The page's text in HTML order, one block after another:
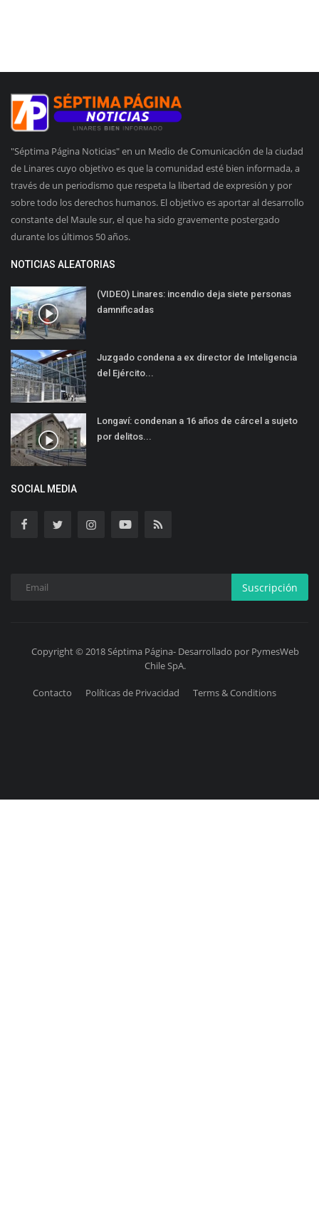
"Séptima Página Noticias" en un Medio de Comunicación de la ciudad
de Linares cuyo objetivo es que la comunidad esté bien informada, a
través de un periodismo que respeta la libertad de expresión y por
sobre todo los derechos humanos. El objetivo es aportar al desarrollo
constante del Maule sur, el que ha sido gravemente postergado
durante los últimos 50 años.
NOTICIAS ALEATORIAS
(VIDEO) Linares: incendio deja siete personas
damnificadas
Juzgado condena a ex director de Inteligencia
del Ejército...
Longaví: condenan a 16 años de cárcel a sujeto
por delitos...
SOCIAL MEDIA
Suscripción
Copyright © 2018 Séptima Página- Desarrollado por PymesWeb
Chile SpA.
Contacto Políticas de Privacidad Terms & Conditions